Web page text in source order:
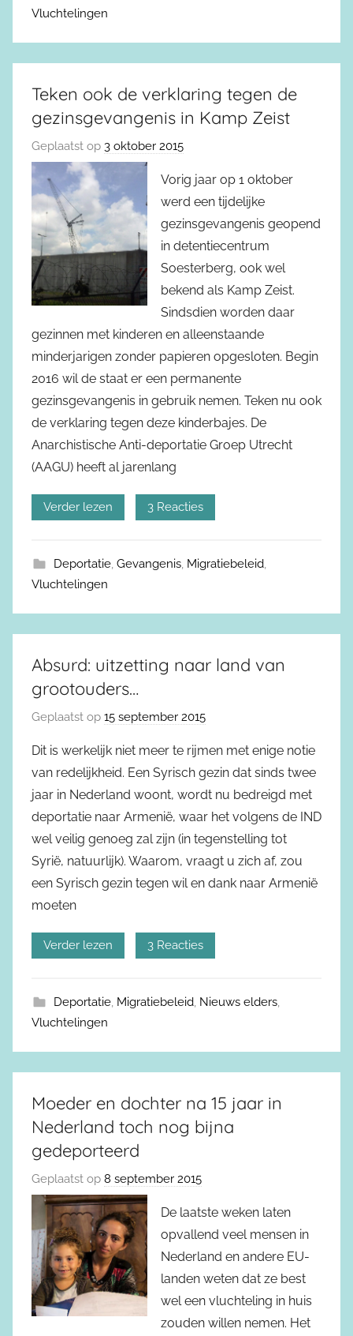
Vluchtelingen
Teken ook de verklaring tegen de
gezinsgevangenis in Kamp Zeist
Geplaatst op 3 oktober 2015
Vorig jaar op 1 oktober
werd een tijdelijke
gezinsgevangenis geopend
in detentiecentrum
Soesterberg, ook wel
bekend als Kamp Zeist.
Sindsdien worden daar
gezinnen met kinderen en alleenstaande
minderjarigen zonder papieren opgesloten. Begin
2016 wil de staat er een permanente
gezinsgevangenis in gebruik nemen. Teken nu ook
de verklaring tegen deze kinderbajes. De
Anarchistische Anti-deportatie Groep Utrecht
(AAGU) heeft al jarenlang
Verder lezen 3 Reacties
Deportatie, Gevangenis, Migratiebeleid,
Vluchtelingen
Absurd: uitzetting naar land van
grootouders…
Geplaatst op 15 september 2015
Dit is werkelijk niet meer te rijmen met enige notie
van redelijkheid. Een Syrisch gezin dat sinds twee
jaar in Nederland woont, wordt nu bedreigd met
deportatie naar Armenië, waar het volgens de IND
wel veilig genoeg zal zijn (in tegenstelling tot
Syrië, natuurlijk). Waarom, vraagt u zich af, zou
een Syrisch gezin tegen wil en dank naar Armenië
moeten
Verder lezen 3 Reacties
Deportatie, Migratiebeleid, Nieuws elders,
Vluchtelingen
Moeder en dochter na 15 jaar in
Nederland toch nog bijna
gedeporteerd
Geplaatst op 8 september 2015
De laatste weken laten
opvallend veel mensen in
Nederland en andere EU-
landen weten dat ze best
wel een vluchteling in huis
zouden willen nemen. Het